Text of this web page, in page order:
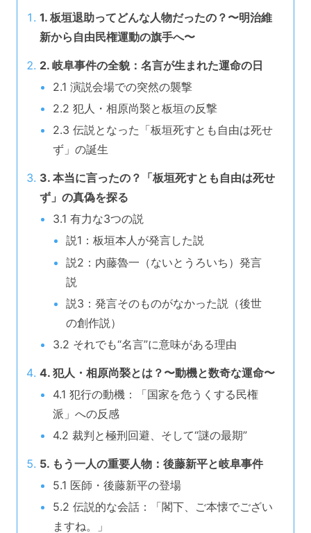
1. 板垣退助ってどんな人物だったの？〜明治維
新から自由民権運動の旗手へ〜
2. 岐阜事件の全貌：名言が生まれた運命の日
2.1 演説会場での突然の襲撃
2.2 犯人・相原尚褧と板垣の反撃
2.3 伝説となった「板垣死すとも自由は死せ
ず」の誕生
3. 本当に言ったの？「板垣死すとも自由は死せ
ず」の真偽を探る
3.1 有力な3つの説
説1：板垣本人が発言した説
説2：内藤魯一（ないとうろいち）発言
説
説3：発言そのものがなかった説（後世
の創作説）
3.2 それでも“名言”に意味がある理由
4. 犯人・相原尚褧とは？〜動機と数奇な運命〜
4.1 犯行の動機：「国家を危うくする民権
派」への反感
4.2 裁判と極刑回避、そして“謎の最期”
5. もう一人の重要人物：後藤新平と岐阜事件
5.1 医師・後藤新平の登場
5.2 伝説的な会話：「閣下、ご本懐でござい
ますね。」